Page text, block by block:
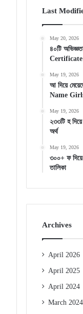
Last
May 20, 2026
৪০টি
May 19, 2026
আ দিয়ে
Name
May 19, 2026
২৩৩টি হ
অর্থ
May 19, 2026
৩০০+ ফ দিয়ে
তালিকা
Archives
April 2026
April 2025
April 2024
March 2024